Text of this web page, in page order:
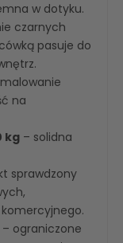
w dotyku.
czarnych
pasuje do
na
kg – solidna
sprawdzony
– ograniczone